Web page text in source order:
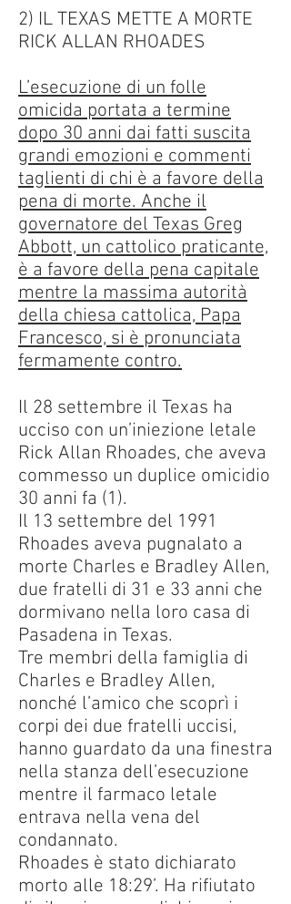
2) IL TEXAS METTE A MORTE
RICK ALLAN RHOADES
L’esecuzione di un folle
omicida portata a termine
dopo 30 anni dai fatti suscita
grandi emozioni e commenti
taglienti di chi è a favore della
pena di morte. Anche il
governatore del Texas Greg
Abbott, un cattolico praticante,
è a favore della pena capitale
mentre la massima autorità
della chiesa cattolica, Papa
Francesco, si è pronunciata
fermamente contro.
Il 28 settembre il Texas ha
ucciso con un’iniezione letale
Rick Allan Rhoades, che aveva
commesso un duplice omicidio
30 anni fa (1).
Il 13 settembre del 1991
Rhoades aveva pugnalato a
morte Charles e Bradley Allen,
due fratelli di 31 e 33 anni che
dormivano nella loro casa di
Pasadena in Texas.
Tre membri della famiglia di
Charles e Bradley Allen,
nonché l’amico che scoprì i
corpi dei due fratelli uccisi,
hanno guardato da una finestra
nella stanza dell’esecuzione
mentre il farmaco letale
entrava nella vena del
condannato.
Rhoades è stato dichiarato
morto alle 18:29’. Ha rifiutato